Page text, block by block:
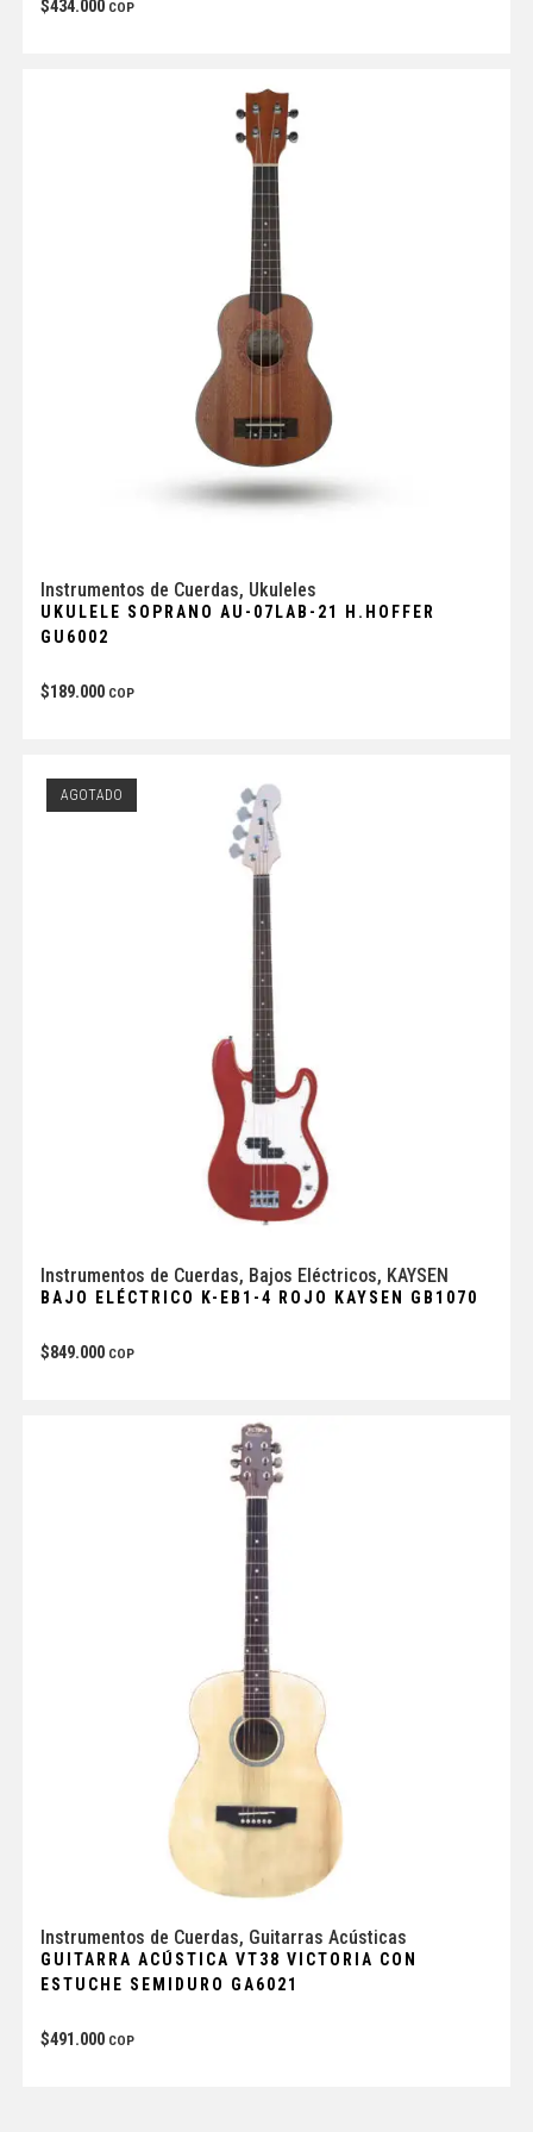
$434.000 COP
Instrumentos de Cuerdas, Ukuleles
UKULELE SOPRANO AU-07LAB-21 H.HOFFER
GU6002
$189.000 COP
AGOTADO
Instrumentos de Cuerdas, Bajos Eléctricos, KAYSEN
BAJO ELÉCTRICO K-EB1-4 ROJO KAYSEN GB1070
$849.000 COP
Instrumentos de Cuerdas, Guitarras Acústicas
GUITARRA ACÚSTICA VT38 VICTORIA CON
ESTUCHE SEMIDURO GA6021
$491.000 COP